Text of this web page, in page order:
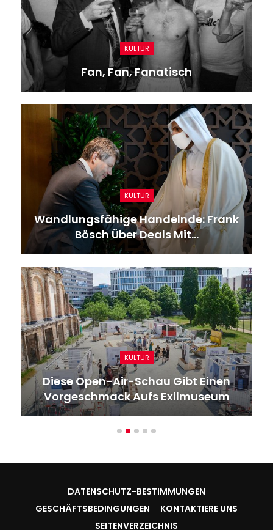
KULTUR
Fan, Fan, Fanatisch
KULTUR
Wandlungsfähige Handelnde: Frank
Bösch Über Deals Mit…
KULTUR
Diese Open-Air-Schau Gibt Einen
Vorgeschmack Aufs Exilmuseum
DATENSCHUTZ-BESTIMMUNGEN
GESCHÄFTSBEDINGUNGEN
KONTAKTIERE UNS
SEITENVERZEICHNIS